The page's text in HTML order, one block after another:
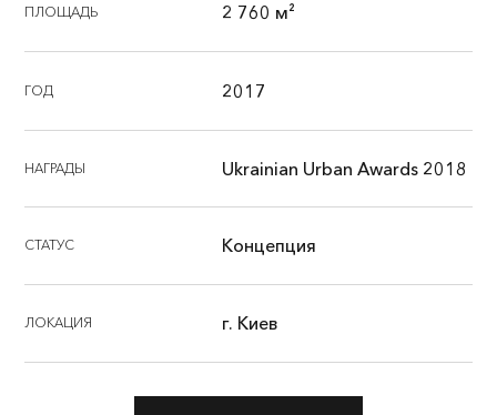
ПЛОЩАДЬ 2 760 м²
ГОД 2017
НАГРАДЫ Ukrainian Urban Awards 2018
СТАТУС Концепция
ЛОКАЦИЯ г. Киев